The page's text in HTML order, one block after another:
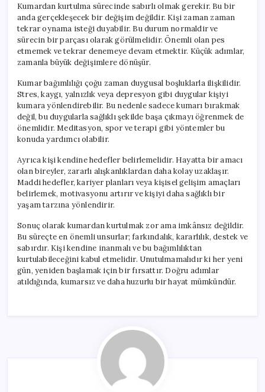
Kumardan kurtulma sürecinde sabırlı olmak gerekir. Bu bir
anda gerçekleşecek bir değişim değildir. Kişi zaman zaman
tekrar oynama isteği duyabilir. Bu durum normaldir ve
sürecin bir parçası olarak görülmelidir. Önemli olan pes
etmemek ve tekrar denemeye devam etmektir. Küçük adımlar,
zamanla büyük değişimlere dönüşür.
Kumar bağımlılığı çoğu zaman duygusal boşluklarla ilişkilidir.
Stres, kaygı, yalnızlık veya depresyon gibi duygular kişiyi
kumara yönlendirebilir. Bu nedenle sadece kumarı bırakmak
değil, bu duygularla sağlıklı şekilde başa çıkmayı öğrenmek de
önemlidir. Meditasyon, spor ve terapi gibi yöntemler bu
konuda yardımcı olabilir.
Ayrıca kişi kendine hedefler belirlemelidir. Hayatta bir amacı
olan bireyler, zararlı alışkanlıklardan daha kolay uzaklaşır.
Maddi hedefler, kariyer planları veya kişisel gelişim amaçları
belirlemek, motivasyonu artırır ve kişiyi daha sağlıklı bir
yaşam tarzına yönlendirir.
Sonuç olarak kumardan kurtulmak zor ama imkânsız değildir.
Bu süreçte en önemli unsurlar; farkındalık, kararlılık, destek ve
sabırdır. Kişi kendine inanmalı ve bu bağımlılıktan
kurtulabileceğini kabul etmelidir. Unutulmamalıdır ki her yeni
gün, yeniden başlamak için bir fırsattır. Doğru adımlar
atıldığında, kumarsız ve daha huzurlu bir hayat mümkündür.